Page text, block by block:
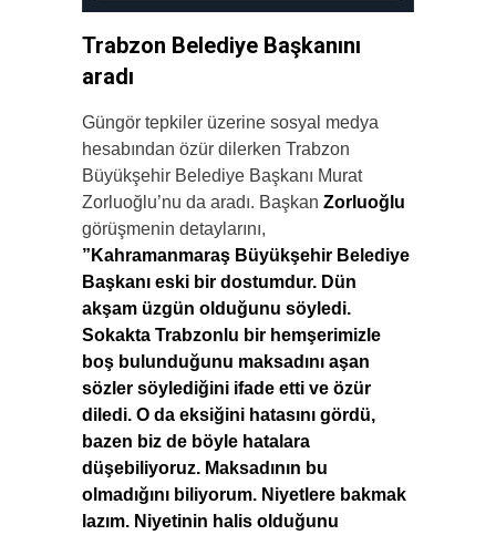
Trabzon Belediye Başkanını
aradı
Güngör tepkiler üzerine sosyal medya
hesabından özür dilerken Trabzon
Büyükşehir Belediye Başkanı Murat
Zorluoğlu’nu da aradı. Başkan Zorluoğlu
görüşmenin detaylarını,
”Kahramanmaraş Büyükşehir Belediye
Başkanı eski bir dostumdur. Dün
akşam üzgün olduğunu söyledi.
Sokakta Trabzonlu bir hemşerimizle
boş bulunduğunu maksadını aşan
sözler söylediğini ifade etti ve özür
diledi. O da eksiğini hatasını gördü,
bazen biz de böyle hatalara
düşebiliyoruz. Maksadının bu
olmadığını biliyorum. Niyetlere bakmak
lazım. Niyetinin halis olduğunu